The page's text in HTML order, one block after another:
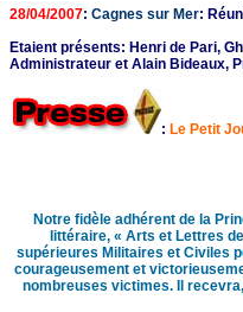
28/04/2007: Cagnes sur Mer:
Etaient présents: Henri de Pari,
Administrateur et Alain Bideaux,
: Le Petit
Notre fidèle adhérent de la
littéraire, « Arts et Lettres
supérieures Militaires et Civiles
courageusement et
nombreuses victimes. Il